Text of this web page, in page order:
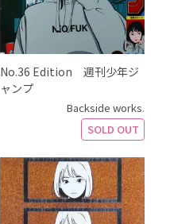
No.36 Edition 週刊少年ジ
ャンプ
Backside works.
SOLD OUT